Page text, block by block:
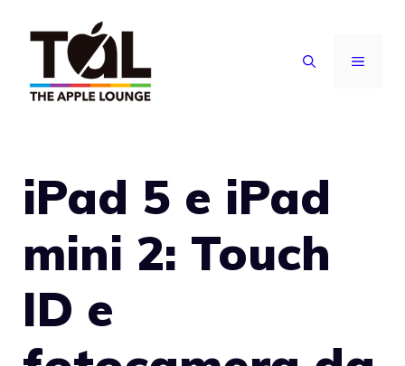
contenuto
MENU
iPad 5 e iPad
mini 2: Touch
ID e